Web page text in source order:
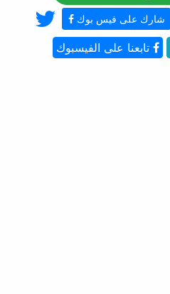
شارك على فيس بوك
تابعنا على الفيسبوك